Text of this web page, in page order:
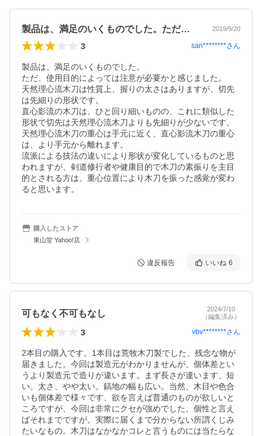
製品は、満足のいくものでした。ただ、使… 2019/9/20
3 san********さん
製品は、満足のいくものでした。
ただ、使用目的によっては注意が必要かと感じました。
天然理心流木刀は性質上、握りの太さはありますが、切先
は先細りの形状です。
直心影流の木刀は、ひと回り細いものの、これに類似した
形状で切先は天然理心流木刀よりも先細りが少ないです。
天然理心流木刀の重心は手元に近く、直心影流木刀の重心
は、より手元から離れます。
流派による技法の違いにより形状が変化しているものと思
われますが、剣道修行者や健康目的で木刀の素振りを主目
的とされる方は、重心位置により木刀を振った感覚が変わ
ると思います。
購入したストア
東山堂 Yahoo!店
違反報告 いいね 6
可もなく不可もなし
2024/7/10
（編集済み）
3 vbv********さん
2本目の購入です。1本目は荒牧木刀製でした、残念な物が
届きました。今回は製造元がわかりませんが、個体差とい
うより製造元で造りが違います。まず長さが違います、短
い。太さ、やや太い。鎬地の幅も広い。当然、木目や色合
いも個体差で様々です、欲を言えば普通のものが欲しいと
ころですが、今回は非常にクセが強めでした、個性と言え
ばそれまでですが。実際に届くまで分からない所謂くじみ
たいなもの。木刀はなかなかコレと言うものには当たらな